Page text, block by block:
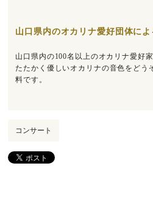
山口県内のオカリナ愛好団体に
山口県内の100名以上のオカリナ愛好
たたかく優しいオカリナの音色をどう
料です。
コンサート